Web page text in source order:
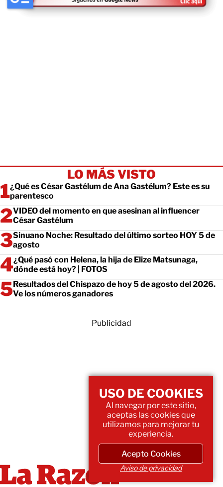
LO MÁS VISTO
¿Qué es César Gastélum de Ana Gastélum? Este es su
parentesco
VIDEO del momento en que asesinan al influencer
César Gastélum
Sinuano Noche: Resultado del último sorteo HOY 5 de
agosto
¿Qué pasó con Helena, la hija de Elize Matsunaga,
dónde está hoy? | FOTOS
Resultados del Chispazo de hoy 5 de agosto del 2026.
Ve los números ganadores
Publicidad
USO DE COOKIES
Al navegar por este sitio,
aceptas las cookies que
utilizamos para mejorar tu
experiencia.
Acepto Cookies
Aviso de privacidad